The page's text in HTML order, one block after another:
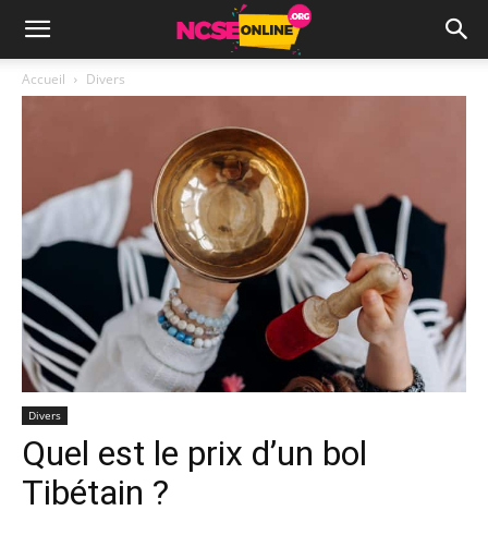
Accueil Divers
Divers
Quel est le prix d’un bol
Tibétain ?